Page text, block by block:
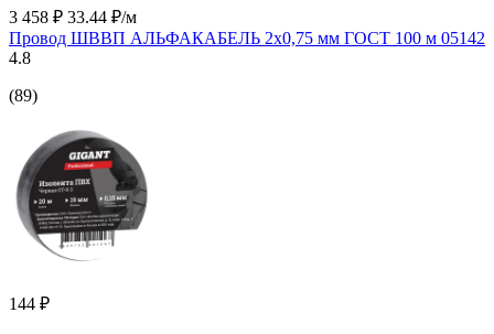
3 458 ₽ 33.44 ₽/м
Провод ШВВП АЛЬФАКАБЕЛЬ 2х0,75 мм ГОСТ 100 м 05142
4.8
(89)
144 ₽